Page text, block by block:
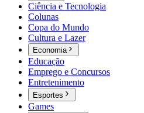
Ciência e Tecnologia
Colunas
Copa do Mundo
Cultura e Lazer
Economia
Educação
Emprego e Concursos
Entretenimento
Esportes
Games